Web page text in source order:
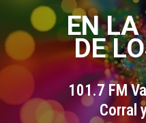
EN LA
DE
101.7 FM
Corral